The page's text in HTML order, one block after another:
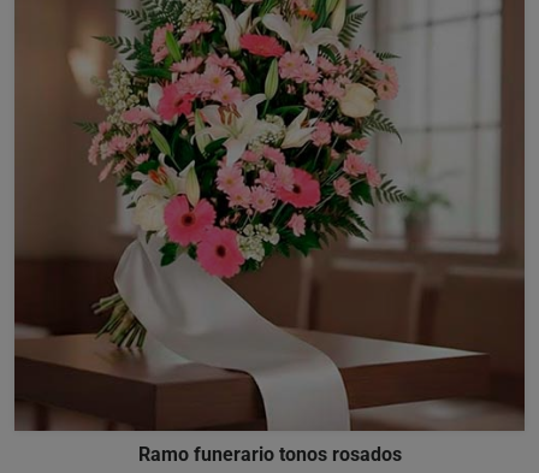
Ramo funerario tonos rosados